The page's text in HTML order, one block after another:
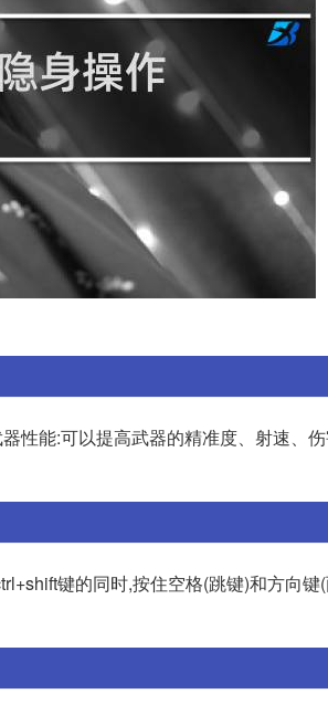
性能:可以提高武器的精准度、射速、
键的同时,按住空格(跳键)和方向